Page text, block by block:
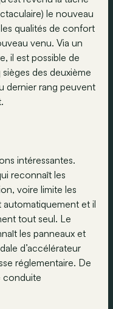
le nouveau
qualités de confort
venu. Via un
il est possible de
des deuxième
dernier rang peuvent
intéressantes.
reconnaît les
voire limite les
automatiquement et il
tout seul. Le
les panneaux et
d’accélérateur
réglementaire. De
conduite